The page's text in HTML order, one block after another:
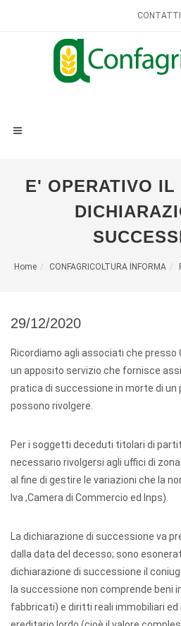
CONTATTI
E' OPERATIVO IL
Home CONFAGRICOLTURA INFORMA
29/12/2020
Ricordiamo agli associati che
un apposito servizio che fornisce
pratica di successione in morte di un
possono rivolgere.
Per i soggetti deceduti titolari di
necessario rivolgersi agli uffici di
al fine di gestire le variazioni che la
Iva ,Camera di Commercio ed Inps).
La dichiarazione di successione va
dalla data del decesso; sono
dichiarazione di successione il
la successione non comprende beni
fabbricati) e diritti reali immobiliari ed